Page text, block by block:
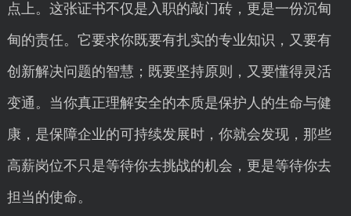
点上。这张证书不仅是入职的敲门砖，更是一份沉甸
甸的责任。它要求你既要有扎实的专业知识，又要有
创新解决问题的智慧；既要坚持原则，又要懂得灵活
变通。当你真正理解安全的本质是保护人的生命与健
康，是保障企业的可持续发展时，你就会发现，那些
高薪岗位不只是等待你去挑战的机会，更是等待你去
担当的使命。